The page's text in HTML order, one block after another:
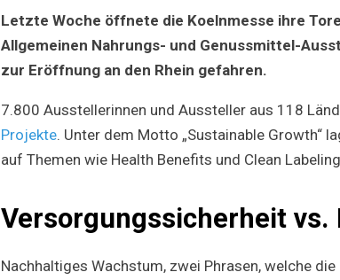
Letzte Woche öffnete die Koelnmesse ihre
Allgemeinen Nahrungs- und Genussmittel-
zur Eröffnung an den Rhein gefahren.
7.800 Ausstellerinnen und Aussteller aus 118
Projekte. Unter dem Motto „Sustainable Growth“
auf Themen wie Health Benefits und Clean
Versorgungssicherheit vs.
Nachhaltiges Wachstum, zwei Phrasen, welche